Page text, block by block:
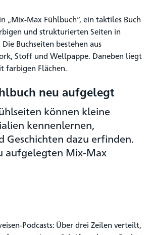
neu aufgelegt
können kleine
kennenlernen,
Geschichten dazu erfinden.
aufgelegten Mix-Max